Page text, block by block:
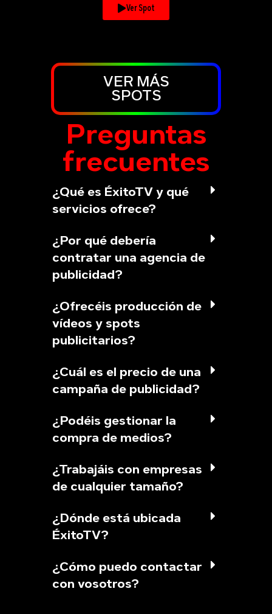
Ver Spot
VER MÁS
SPOTS
Preguntas
frecuentes
¿Qué es ÉxitoTV y qué
servicios ofrece?
¿Por qué debería
contratar una agencia de
publicidad?
¿Ofrecéis producción de
vídeos y spots
publicitarios?
¿Cuál es el precio de una
campaña de publicidad?
¿Podéis gestionar la
compra de medios?
¿Trabajáis con empresas
de cualquier tamaño?
¿Dónde está ubicada
ÉxitoTV?
¿Cómo puedo contactar
con vosotros?